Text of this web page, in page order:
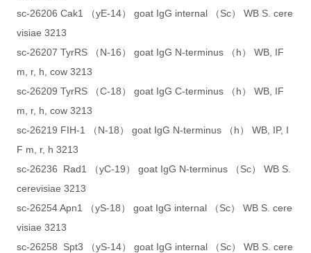
sc-26206 Cak1 （yE-14） goat IgG internal （Sc） WB S. cere
visiae 3213
sc-26207 TyrRS （N-16） goat IgG N-terminus （h） WB, IF
m, r, h, cow 3213
sc-26209 TyrRS （C-18） goat IgG C-terminus （h） WB, IF
m, r, h, cow 3213
sc-26219 FIH-1 （N-18） goat IgG N-terminus （h） WB, IP, I
F m, r, h 3213
sc-26236 Rad1 （yC-19） goat IgG N-terminus （Sc） WB S.
cerevisiae 3213
sc-26254 Apn1 （yS-18） goat IgG internal （Sc） WB S. cere
visiae 3213
sc-26258 Spt3 （yS-14） goat IgG internal （Sc） WB S. cere